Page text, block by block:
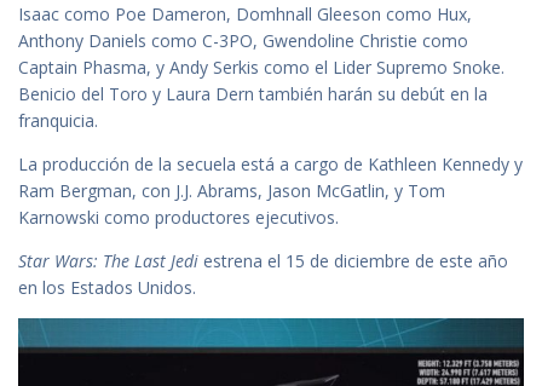
Isaac como Poe Dameron, Domhnall Gleeson como Hux,
Anthony Daniels como C-3PO, Gwendoline Christie como
Captain Phasma, y Andy Serkis como el Lider Supremo Snoke.
Benicio del Toro y Laura Dern también harán su debút en la
franquicia.
La producción de la secuela está a cargo de Kathleen Kennedy y
Ram Bergman, con J.J. Abrams, Jason McGatlin, y Tom
Karnowski como productores ejecutivos.
Star Wars: The Last Jedi estrena el 15 de diciembre de este año
en los Estados Unidos.